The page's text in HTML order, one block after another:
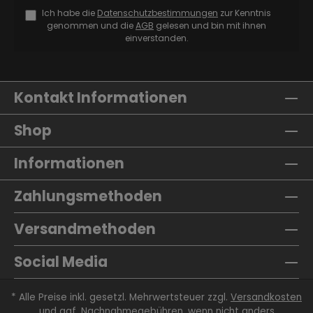
Ich habe die Datenschutzbestimmungen zur Kenntnis
genommen und dieAGB gelesen und bin mit ihnen
einverstanden.
Kontakt Informationen
Shop
Informationen
Zahlungsmethoden
Versandmethoden
Social Media
* Alle Preise inkl. gesetzl. Mehrwertsteuer zzgl. Versandkosten